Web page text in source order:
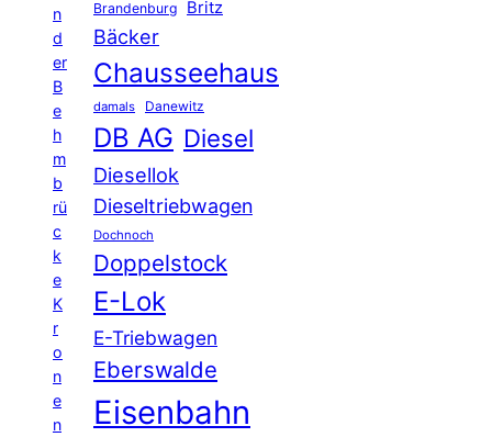
n
d
er
B
e
h
m
b
rü
c
k
e
K
r
o
n
e
n
Brandenburg Britz
Bäcker
Chausseehaus
damals Danewitz
DB AG Diesel
Diesellok
Dieseltriebwagen
Dochnoch
Doppelstock
E-Lok
E-Triebwagen
Eberswalde
Eisenbahn